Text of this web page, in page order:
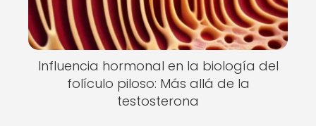
Influencia hormonal en la biología del
folículo piloso: Más allá de la
testosterona